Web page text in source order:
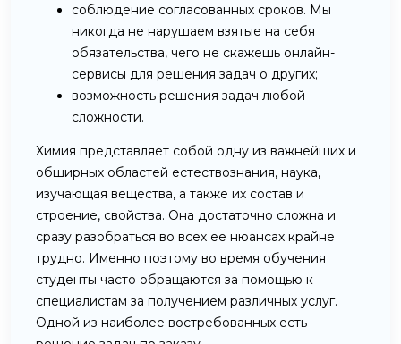
соблюдение согласованных сроков. Мы
никогда не нарушаем взятые на себя
обязательства, чего не скажешь онлайн-
сервисы для решения задач о других;
возможность решения задач любой
сложности.
Химия представляет собой одну из важнейших и
обширных областей естествознания, наука,
изучающая вещества, а также их состав и
строение, свойства. Она достаточно сложна и
сразу разобраться во всех ее нюансах крайне
трудно. Именно поэтому во время обучения
студенты часто обращаются за помощью к
специалистам за получением различных услуг.
Одной из наиболее востребованных есть